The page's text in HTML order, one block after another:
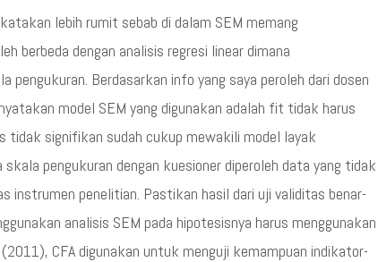
lebih rumit sebab di dalam SEM memang
berbeda dengan analisis regresi linear dimana
pengukuran. Berdasarkan info yang saya peroleh dari dosen
model SEM yang digunakan adalah fit tidak harus
tidak signifikan sudah cukup mewakili model layak
pengukuran dengan kuesioner diperoleh data yang tidak
instrumen penelitian. Pastikan hasil dari uji validitas benar-
analisis SEM pada hipotesisnya harus menggunakan
CFA digunakan untuk menguji kemampuan indikator-